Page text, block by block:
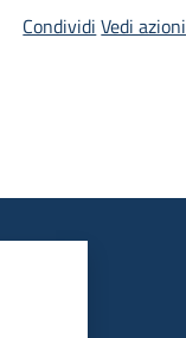
Condividi Vedi azioni